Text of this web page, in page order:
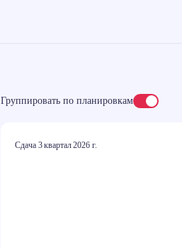
Группировать по планировкам
Сдача 3 квартал 2026 г.